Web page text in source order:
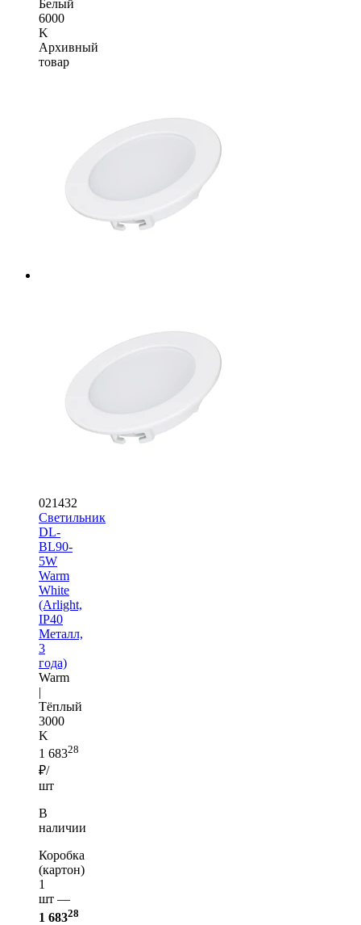
Белый
6000
K
Архивный
товар
021432
Светильник
DL-
BL90-
5W
Warm
White
(Arlight,
IP40
Металл,
3
года)
Warm
|
Тёплый
3000
K
1 68328
₽/
шт
В
наличии
Коробка
(картон)
1
шт —
1 68328